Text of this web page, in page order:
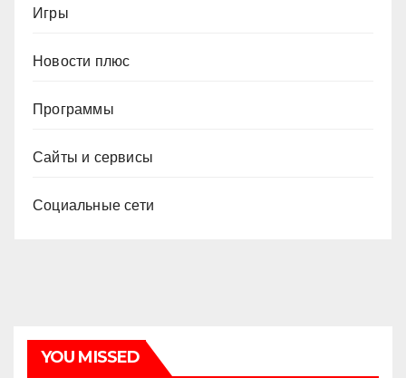
Игры
Новости плюс
Программы
Сайты и сервисы
Социальные сети
YOU MISSED